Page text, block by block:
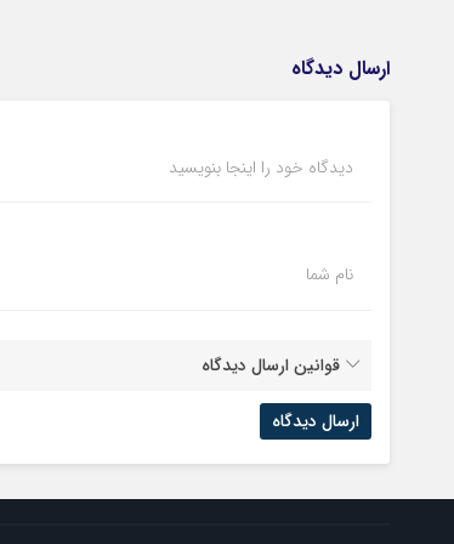
ارسال دیدگاه
دیدگاه خود را اینجا بنویسید
نام شما
قوانین ارسال دیدگاه